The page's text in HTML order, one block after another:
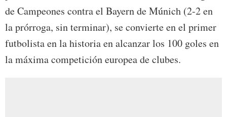
de Campeones contra el Bayern de Múnich (2-2 en
la prórroga, sin terminar), se convierte en el primer
futbolista en la historia en alcanzar los 100 goles en
la máxima competición europea de clubes.